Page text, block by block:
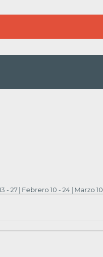
- 27 | Febrero 10 - 24 | Marzo 10